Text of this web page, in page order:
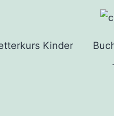
Kinder